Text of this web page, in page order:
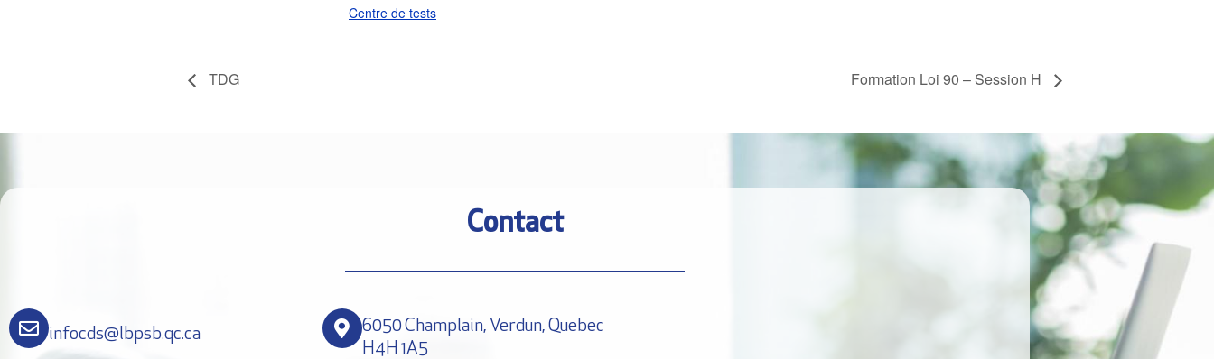
Centre de tests
TDG Formation Loi 90 – Session H
Contact
infocds@lbpsb.qc.ca
6050 Champlain, Verdun, Quebec
H4H 1A5